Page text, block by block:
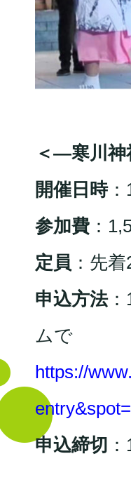
＜―寒川神
開催日時：
参加費 ：
定員 ：先
申込方法：
ムで
https://
申込締切